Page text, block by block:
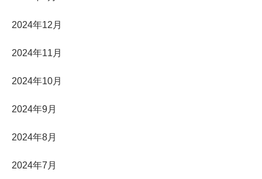
2024年12月
2024年11月
2024年10月
2024年9月
2024年8月
2024年7月